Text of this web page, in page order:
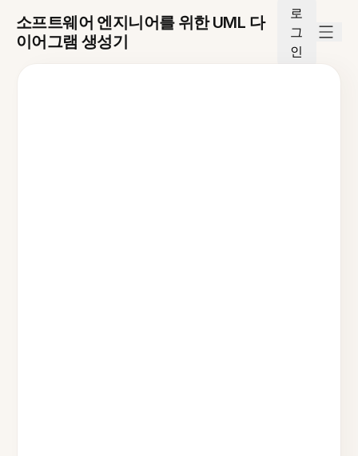
소프트웨어 엔지니어를 위한 UML 다
이어그램 생성기
로
그
인